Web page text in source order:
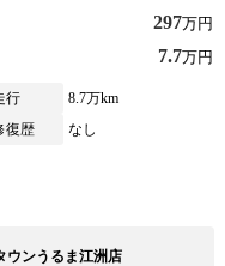
297万円
7.7万円
行
8.7万km
復歴
なし
ンうるま江洲店